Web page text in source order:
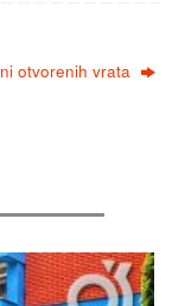
otvorenih vrata